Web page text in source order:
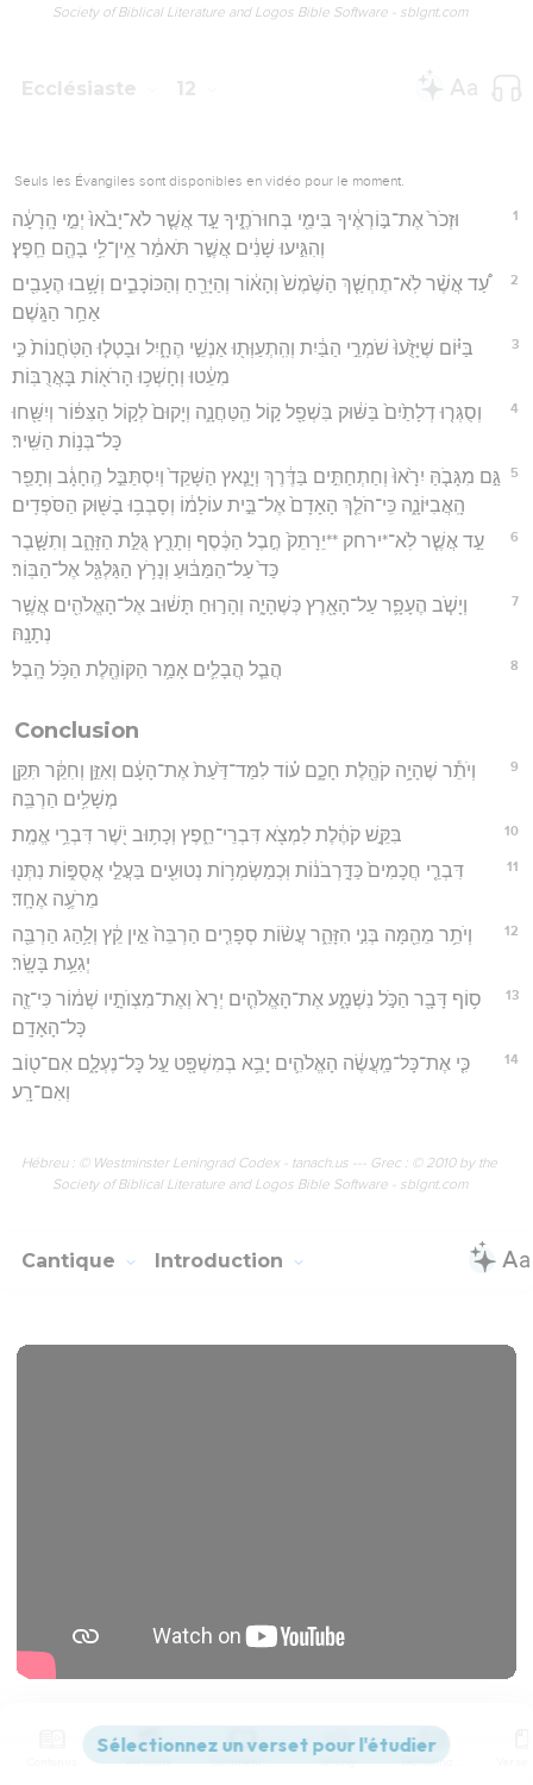
Society of Biblical Literature and Logos Bible Software - sblgnt.com
Ecclésiaste 12
Seuls les Évangiles sont disponibles en vidéo pour le moment.
1
וּזְכֹר֙ אֶת־בּ֣וֹרְאֶ֔יךָ בִּימֵ֖י בְּחוּרֹתֶ֑יךָ עַ֣ד אֲשֶׁ֤ר לֹא־יָבֹ֙אוּ֙ יְמֵ֣י הָֽרָעָ֔ה
וְהִגִּ֣יעוּ שָׁנִ֔ים אֲשֶׁ֣ר תֹּאמַ֔ר אֵֽין־לִ֥י בָהֶ֖ם חֵֽפֶץ׃
2
עַ֠ד אֲשֶׁ֨ר לֹֽא־תֶחְשַׁ֤ךְ הַשֶּׁ֙מֶשׁ֙ וְהָא֔וֹר וְהַיָּרֵ֖חַ וְהַכּוֹכָבִ֑ים וְשָׁ֥בוּ הֶעָבִ֖ים
אַחַ֥ר הַגָּֽשֶׁם׃
3
בַּיּ֗וֹם שֶׁיָּזֻ֙עוּ֙ שֹׁמְרֵ֣י הַבַּ֔יִת וְהִֽתְעַוְּת֖וּ אַנְשֵׁ֣י הֶחָ֑יִל וּבָטְל֤וּ הַטֹּֽחֲנוֹת֙ כִּ֣י
מִעֵ֔טוּ וְחָשְׁכ֥וּ הָרֹא֖וֹת בָּאֲרֻבּֽוֹת׃
4
וְסֻגְּר֤וּ דְלָתַ֙יִם֙ בַּשּׁ֔וּק בִּשְׁפַ֖ל ק֣וֹל הַֽטַּחֲנָ֑ה וְיָקוּם֙ לְק֣וֹל הַצִּפּ֔וֹר וְיִשַּׁ֖חוּ
כָּל־בְּנ֥וֹת הַשִּֽׁיר׃
5
גַּ֣ם מִגָּבֹ֤הַּ יִרָ֙אוּ֙ וְחַתְחַתִּ֣ים בַּדֶּ֔רֶךְ וְיָנֵ֤אץ הַשָּׁקֵד֙ וְיִסְתַּבֵּ֣ל הֶֽחָגָ֔ב וְתָפֵ֖ר
הָֽאֲבִיּוֹנָ֑ה כִּֽי־הֹלֵ֤ךְ הָאָדָם֙ אֶל־בֵּ֣ית עוֹלָמ֔וֹ וְסָבְב֥וּ בָשּׁ֖וּק הַסֹּפְדִֽים׃
6
עַ֣ד אֲשֶׁ֤ר לֹֽא־*ירחק **יֵרָתֵק֙ חֶ֣בֶל הַכֶּ֔סֶף וְתָרֻ֖ץ גֻּלַּ֣ת הַזָּהָ֑ב וְתִשָּׁ֤בֶר
כַּד֙ עַל־הַמַּבּ֔וּעַ וְנָרֹ֥ץ הַגַּלְגַּ֖ל אֶל־הַבּֽוֹר׃
7
וְיָשֹׁ֧ב הֶעָפָ֛ר עַל־הָאָ֖רֶץ כְּשֶׁהָיָ֑ה וְהָר֣וּחַ תָּשׁ֔וּב אֶל־הָאֱלֹהִ֖ים אֲשֶׁ֥ר
נְתָנָֽהּ׃
8 הֲבֵ֧ל הֲבָלִ֛ים אָמַ֥ר הַקּוֹהֶ֖לֶת הַכֹּ֥ל הָֽבֶל׃
Conclusion
9
וְיֹתֵ֕ר שֶׁהָיָ֥ה קֹהֶ֖לֶת חָכָ֑ם ע֗וֹד לִמַּד־דַּ֙עַת֙ אֶת־הָעָ֔ם וְאִזֵּ֣ן וְחִקֵּ֔ר תִּקֵּ֖ן
מְשָׁלִ֥ים הַרְבֵּֽה׃
10 בִּקֵּ֣שׁ קֹהֶ֔לֶת לִמְצֹ֖א דִּבְרֵי־חֵ֑פֶץ וְכָת֥וּב יֹ֖שֶׁר דִּבְרֵ֥י אֱמֶֽת׃
11
דִּבְרֵ֤י חֲכָמִים֙ כַּדָּ֣רְבֹנ֔וֹת וּֽכְמַשְׂמְר֥וֹת נְטוּעִ֖ים בַּעֲלֵ֣י אֲסֻפּ֑וֹת נִתְּנ֖וּ
מֵרֹעֶ֥ה אֶחָֽד׃
12
וְיֹתֵ֥ר מֵהֵ֖מָּה בְּנִ֣י הִזָּהֵ֑ר עֲשׂ֨וֹת סְפָרִ֤ים הַרְבֵּה֙ אֵ֣ין קֵ֔ץ וְלַ֥הַג הַרְבֵּ֖ה
יְגִעַ֥ת בָּשָֽׂר׃
13
ס֥וֹף דָּבָ֖ר הַכֹּ֣ל נִשְׁמָ֑ע אֶת־הָאֱלֹהִ֤ים יְרָא֙ וְאֶת־מִצְוֺתָ֣יו שְׁמ֔וֹר כִּי־זֶ֖ה
כָּל־הָאָדָֽם׃
14
כִּ֤י אֶת־כָּל־מַֽעֲשֶׂ֔ה הָאֱלֹהִ֛ים יָבִ֥א בְמִשְׁפָּ֖ט עַ֣ל כָּל־נֶעְלָ֑ם אִם־ט֖וֹב
וְאִם־רָֽע׃
Hébreu : © Westminster Leningrad Codex - tanach.us --- Grec : © 2010 by the
Society of Biblical Literature and Logos Bible Software - sblgnt.com
Cantique Introduction
Télécharger le poster
Versions Commentaires Strong